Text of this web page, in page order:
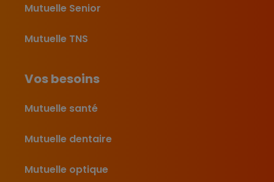
Mutuelle Senior
Mutuelle TNS
Vos besoins
Mutuelle santé
Mutuelle dentaire
Mutuelle optique